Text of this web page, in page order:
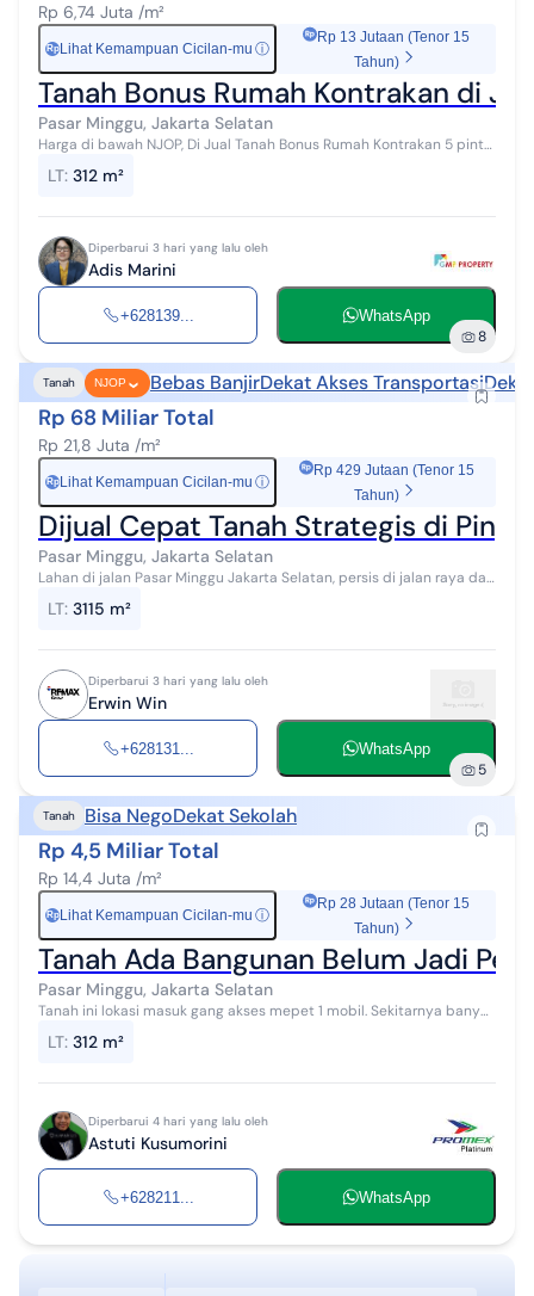
Rp 6,74 Juta /m²
Rp Lihat Kemampuan Cicilan-mu ⓘ
Rp 13 Jutaan (Tenor 15
Tahun)
Tanah Bonus Rumah Kontrakan di
Pasar Minggu, Jakarta Selatan
Harga di bawah NJOP, Di Jual Tanah Bonus Rumah Kontrakan 5 pintu
Properti: Lu...
LT: 312 m²
Diperbarui 3 hari yang lalu oleh
Adis Marini
+628139... WhatsApp
8
Tanah NJOP Bebas BanjirDekat Akses Transportasi
Rp 68 Miliar Total
Rp 21,8 Juta /m²
Rp Lihat Kemampuan Cicilan-mu ⓘ
Rp 429 Jutaan (Tenor 15
Tahun)
Dijual Cepat Tanah Strategis di
Pasar Minggu, Jakarta Selatan
Lahan di jalan Pasar Minggu Jakarta Selatan, persis di jalan raya dan
lainnya. Cocok ...
LT: 3115 m²
Diperbarui 3 hari yang lalu oleh
Erwin Win
+628131... WhatsApp
5
Tanah Bisa NegoDekat Sekolah
Rp 4,5 Miliar Total
Rp 14,4 Juta /m²
Rp Lihat Kemampuan Cicilan-mu ⓘ
Rp 28 Jutaan (Tenor 15
Tahun)
Tanah Ada Bangunan Belum Jadi
Pasar Minggu, Jakarta Selatan
Tanah ini lokasi masuk gang akses mepet 1 mobil. Sekitarnya banyak
tinggal dilanjutka...
LT: 312 m²
Diperbarui 4 hari yang lalu oleh
Astuti Kusumorini
+628211... WhatsApp